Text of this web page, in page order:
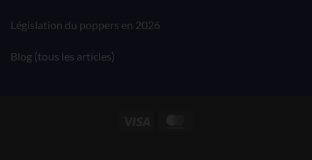
Législation du poppers en 2026
Blog (tous les articles)